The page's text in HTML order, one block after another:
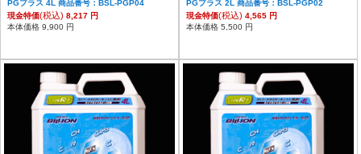
PGプラス 4L 商品番号：BSL-PGP04
現金特価(税込) 8,217 円
本体価格 9,900 円
PGプラス 2L 商品番号：BSL-PGP02
現金特価(税込) 4,565 円
本体価格 5,500 円